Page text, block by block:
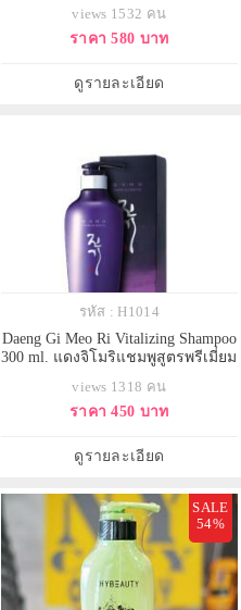
มีวอลลุ่ม แข็งแรง เงางาม มีน้ำหนัก
แก้ผมร่วง เร่งผมยาว ลดผมหงอก ลด
บำรุงผม
views 1532 คน
ราคา 580 บาท
ดูรายละเอียด
รหัส : H1014
Daeng Gi Meo Ri Vitalizing Shampoo
300 ml. แดงจิโมริแชมพูสูตรพรีเมี่ยม
มีวอลลุ่ม แข็งแรง เงางาม มีน้ำหนัก
แก้ผมร่วง เร่งผมยาว ลดผมหงอก ลด
บำรุงผม
views 1318 คน
ราคา 450 บาท
ดูรายละเอียด
SALE
54%